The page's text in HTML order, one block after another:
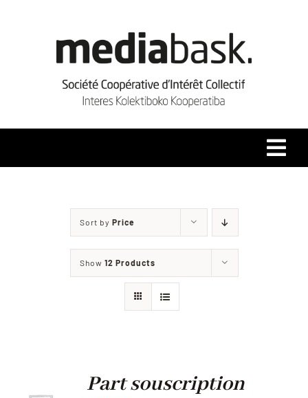
Qui sommes-nous ?
Coopérative
Sort by Price
Show 12 Products
Part souscription